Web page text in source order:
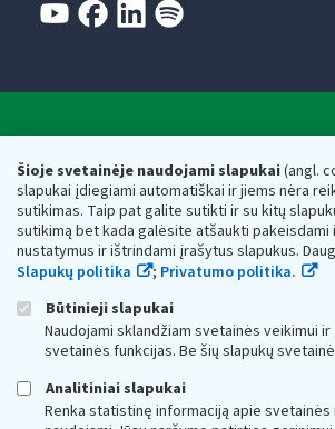
Šioje svetainėje naudojami slapukai(angl.
slapukai įdiegiami automatiškai ir jiems nėra
sutikimas. Taip pat galite sutikti ir su kitų
sutikimą bet kada galėsite atšaukti
nustatymus ir ištrindami įrašytus slapukus.
Slapukų politika
; Privatumo politika.
Būtinieji slapukai
Naudojami sklandžiam svetainės veikimui
svetainės funkcijas. Be šių slapukų
Analitiniai slapukai
Renka statistinę informaciją apie svetainės
Valstybinė mokesčių inspekcija
Respublikos finansų ministerijos
Biudžetinė įstaiga. Juridinio asmens kodas —
adresas: Vasario 16-osios g. 14, 01107 Vilnius,
vmi@vmi.lt , E. pristatymo dėžutės adresas
Duomenys apie Valstybinę mokesčių inspekciją
Respublikos finansų ministerijos kaupiami ir